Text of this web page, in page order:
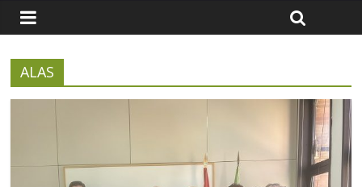
meteorológicas y la incertidumbre en los precios
El Ministerio de Agricultura, Pesca y Alimentación autoriza el
remanentes disponibles
ALAS